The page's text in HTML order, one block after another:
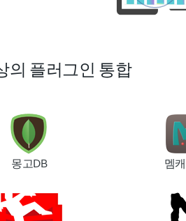
의 플러그인 통합
몽고DB 멤